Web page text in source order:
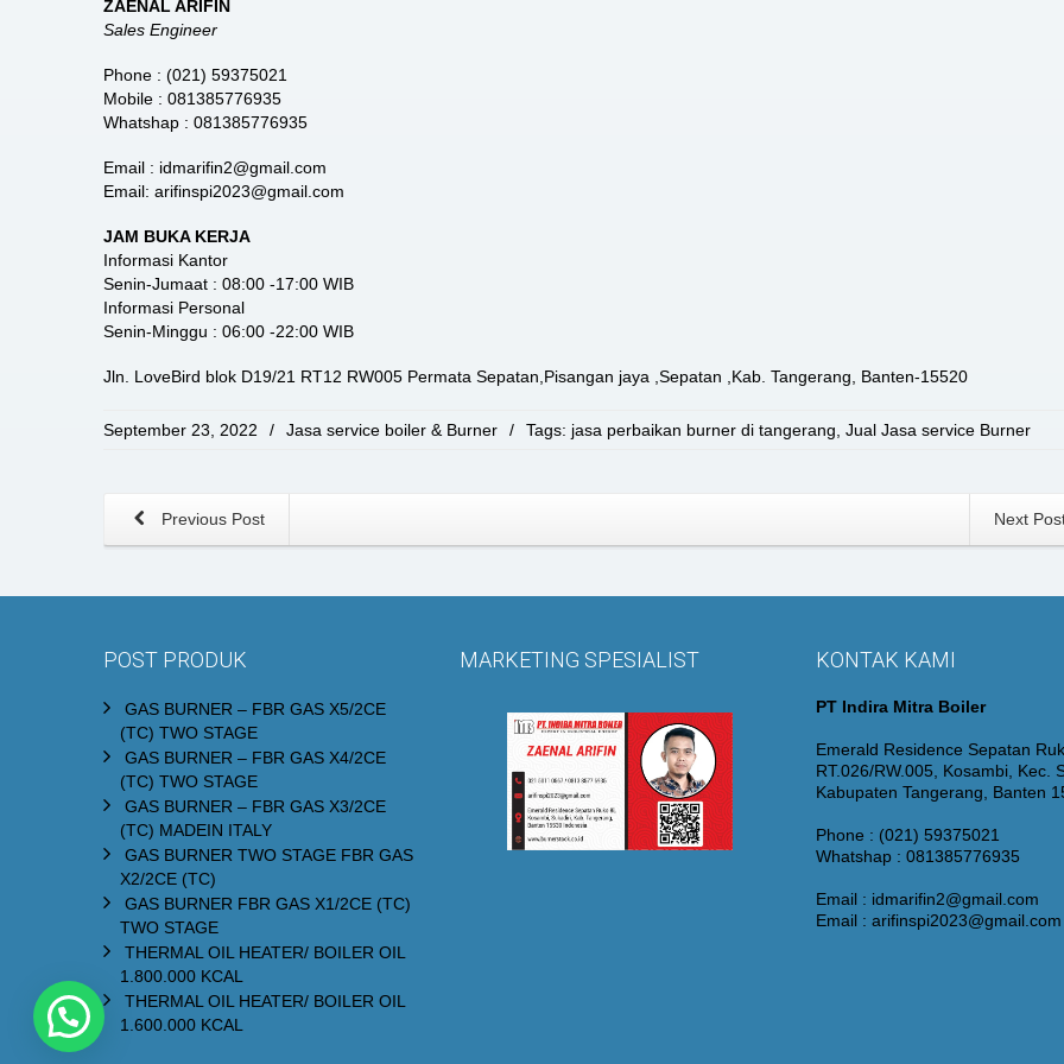
ZAENAL ARIFIN
Sales Engineer
Phone : (021) 59375021
Mobile : 081385776935
Whatshap : 081385776935
Email : idmarifin2@gmail.com
Email: arifinspi2023@gmail.com
JAM BUKA KERJA
Informasi Kantor
Senin-Jumaat : 08:00 -17:00 WIB
Informasi Personal
Senin-Minggu : 06:00 -22:00 WIB
Jln. LoveBird blok D19/21 RT12 RW005 Permata Sepatan,Pisangan jaya ,Sepatan ,Kab. Tangerang, Banten-15520
September 23, 2022 / Jasa service boiler & Burner / Tags: jasa perbaikan burner di tangerang Jual Jasa service Burner
Next
Previous Post
POST PRODUK
GAS BURNER – FBR GAS X5/2CE
(TC) TWO STAGE
GAS BURNER – FBR GAS X4/2CE
(TC) TWO STAGE
GAS BURNER – FBR GAS X3/2CE
(TC) MADEIN ITALY
GAS BURNER TWO STAGE FBR GAS
X2/2CE (TC)
GAS BURNER FBR GAS X1/2CE (TC)
TWO STAGE
THERMAL OIL HEATER/ BOILER OIL
1.800.000 KCAL
THERMAL OIL HEATER/ BOILER OIL
1.600.000 KCAL
MARKETING SPESIALIST KONTAK KAMI
PT Indira Mitra Boiler
Emerald Residence Sepatan
RT.026/RW.005, Kosambi, Kec.
Kabupaten Tangerang, Banten
Phone : (021) 59375021
Whatshap : 081385776935
Email : idmarifin2@gmail.com
Email : arifinspi2023@gmail.com